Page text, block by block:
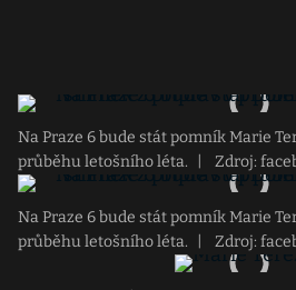
Na Praze 6 bude stát pomník Marie
průběhu letošního léta.
Zdroj:
Na Praze 6 bude stát pomník Marie
průběhu letošního léta.
Zdroj: